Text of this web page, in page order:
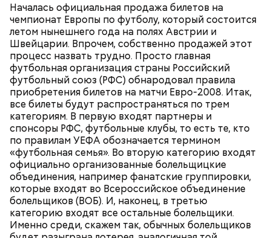
Началась официальная продажа билетов на
чемпионат Европы по футболу, который состоится
летом нынешнего года на полях Австрии и
Швейцарии. Впрочем, собственно продажей этот
процесс назвать трудно. Просто главная
футбольная организация страны Российский
футбольный союз (РФС) обнародовал правила
приобретения билетов на матчи Евро-2008. Итак,
все билеты будут распространяться по трем
категориям. В первую входят партнеры и
спонсоры РФС, футбольные клубы, то есть те, кто
по правилам УЕФА обозначается термином
«футбольная семья». Во вторую категорию входят
официально организованные болельщицкие
объединения, например фанатские группировки,
которые входят во Всероссийское объединение
болельщиков (ВОБ). И, наконец, в третью
категорию входят все остальные болельщики.
Именно среди, скажем так, обычных болельщиков